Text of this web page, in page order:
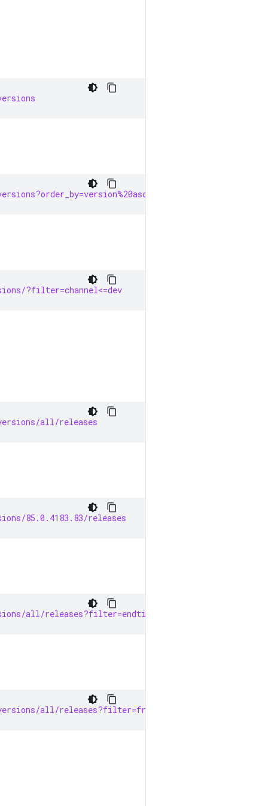
?filter=channel<=dev
all/releases
85.0.4183.83/releases
all/releases?filter=endtime=1970-01-01T00:00:00Z
all/releases?filter=fraction=1